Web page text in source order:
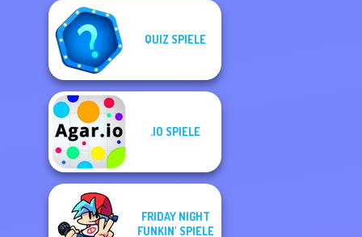
QUIZ SPIELE
.IO SPIELE
FRIDAY NIGHT
FUNKIN' SPIELE